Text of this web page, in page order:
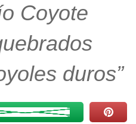
Coyote
duros”